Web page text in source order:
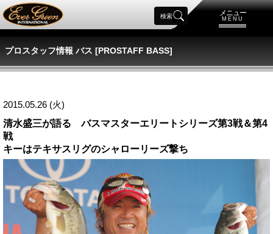
メニュー
MENU
検索
プロスタッフ情報 バス [PROSTAFF BASS]
2015.05.26 (火)
清水盛三が語る バスマスターエリートシリーズ第3戦＆第4
戦
キーはテキサスリグのシャローリーズ撃ち